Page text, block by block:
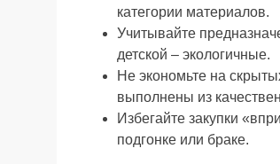
категории материалов.
Учитывайте
детской – экологичные.
Не экономьте на
выполнены из
Избегайте закупки
подгонке или браке.